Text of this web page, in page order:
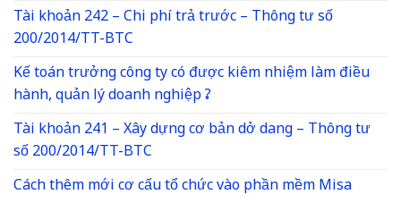
Tài khoản 242 – Chi phí trả trước – Thông tư số
200/2014/TT-BTC
Kế toán trưởng công ty có được kiêm nhiệm làm điều
hành, quản lý doanh nghiệp ?
Tài khoản 241 – Xây dựng cơ bản dở dang – Thông tư
số 200/2014/TT-BTC
Cách thêm mới cơ cấu tổ chức vào phần mềm Misa